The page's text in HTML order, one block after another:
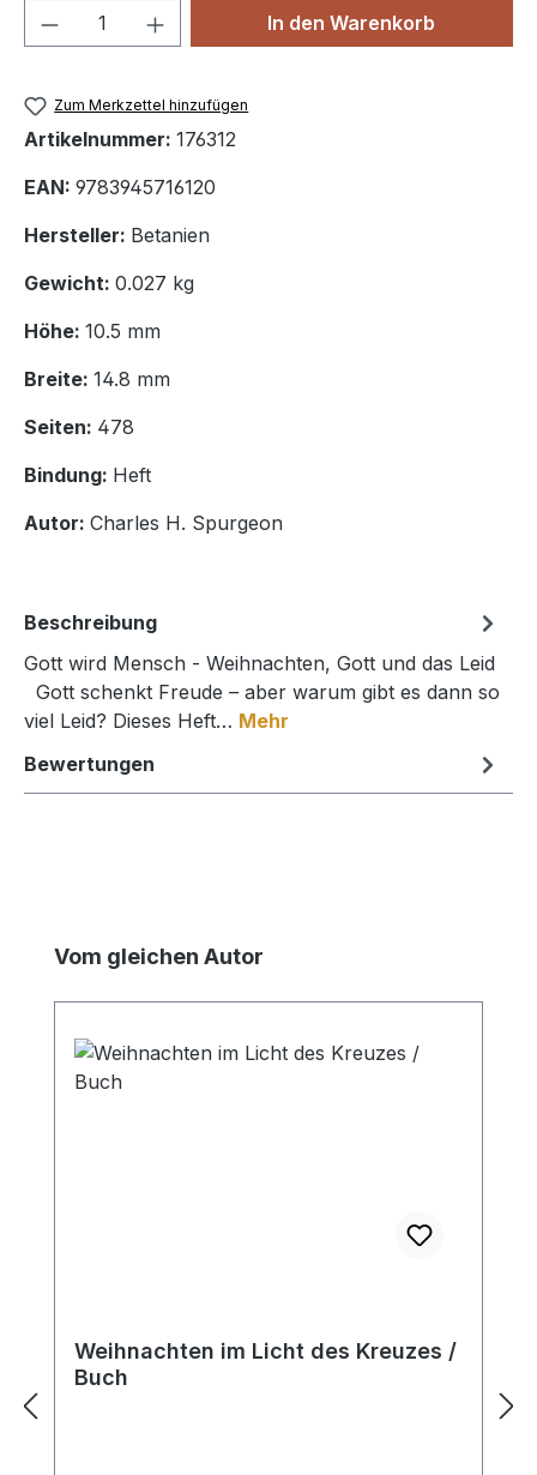
Produkt Anzahl: Gib denIn den Warenkorb
Zum Merkzettel hinzufügen
Artikelnummer: 176312
EAN: 9783945716120
Hersteller: Betanien
Gewicht: 0.027 kg
Höhe: 10.5 mm
Breite: 14.8 mm
Seiten: 478
Bindung: Heft
Autor: Charles H. Spurgeon
Beschreibung
Gott wird Mensch - Weihnachten, Gott und das Leid
Gott schenkt Freude – aber warum gibt es dann so
viel Leid? Dieses Heft… Mehr
Bewertungen
Produktgalerie überspringen
Vom gleichen Autor
Weihnachten im Licht des Kreuzes /
Buch